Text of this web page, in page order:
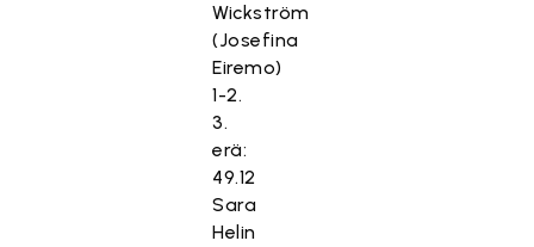
Wickström
(Josefina
Eiremo)
1-2.
3.
erä:
49.12
Sara
Helin